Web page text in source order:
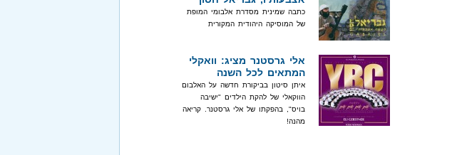
כתבה שמינית מסדרת אלבומי המופת
של המוסיקה היהודית המקורית
אלי גרסטנר מציג: וואקלי
המתאים לכל השנה
איתן סיטון בביקורת חדשה על האלבום
הווקאלי של להקת הילדים "ישיבה
בויס", בהפקתו של אלי גרסטנר. קריאה
מהנה!